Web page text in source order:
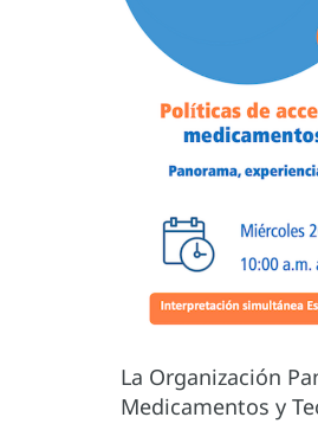
La Organización
Medicamentos y